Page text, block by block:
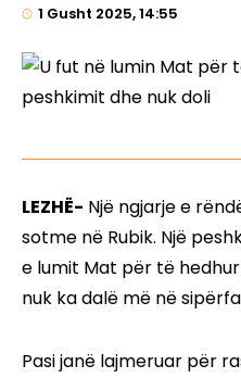
1 Gusht 2025, 14:55
LEZHË- Një ngjarje e
sotme në Rubik. Një
e lumit Mat për të
nuk ka dalë më në
Pasi janë lajmeruar për